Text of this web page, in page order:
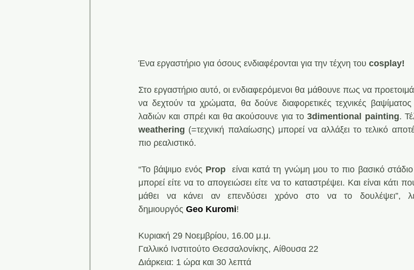
Ένα εργαστήριο για όσους ενδιαφέρονται για την τέχνη του cosplay!
Στο εργαστήριο αυτό, οι ενδιαφερόμενοι θα μάθουνε πως να
να δεχτούν τα χρώματα, θα δούνε διαφορετικές τεχνικές
λαδιών και σπρέι και θα ακούσουνε για το 3dimentional painting
weathering (=τεχνική παλαίωσης) μπορεί να αλλάξει το τελικό
πιο ρεαλιστικό.
“Το βάψιμο ενός Prop είναι κατά τη γνώμη μου το πιο βασικό
μπορεί είτε να το απογειώσει είτε να το καταστρέψει. Και είναι κάτι
μάθει να κάνει αν επενδύσει χρόνο στο να το δουλέψει”,
δημιουργός Geo Kuromi!
Κυριακή 29 Νοεμβρίου, 16.00 μ.μ.
Γαλλικό Ινστιτούτο Θεσσαλονίκης, Αίθουσα 22
Διάρκεια: 1 ώρα και 30 λεπτά